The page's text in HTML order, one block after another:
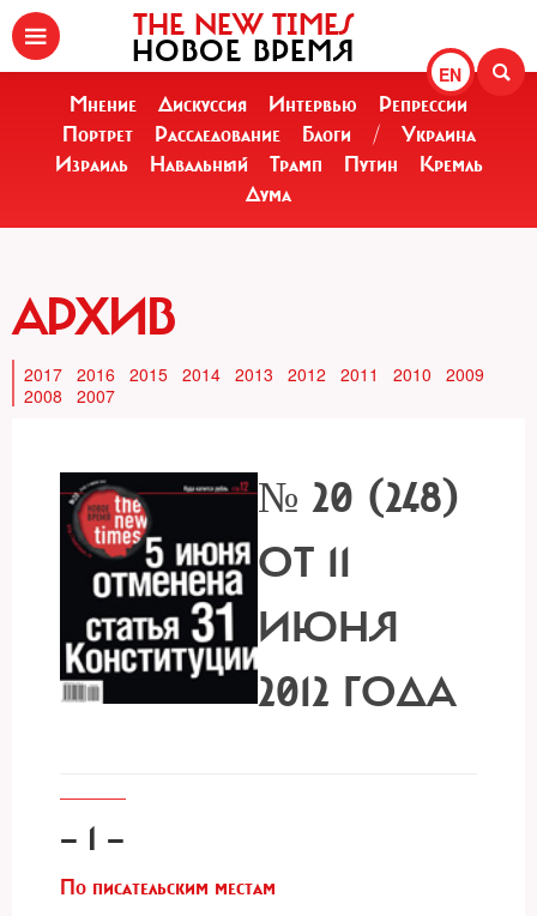
EN
THE NEW TIMES
НОВОЕ ВРЕМЯ
Мнение Дискуссия Интервью
Репрессии
Портрет
Расследование Блоги /
Украина
Израиль
Навальный Трамп Путин
Кремль
Дума
АРХИВ
2017 2016 2015 2014 2013 2012 2011 2010
2009
2008
2007
№ 20 (248)
ОТ 11
ИЮНЯ
2012 ГОДА
— 1 —
По писательским местам